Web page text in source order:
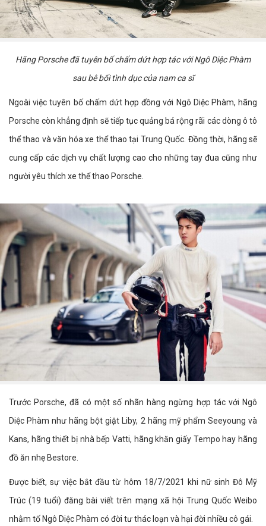
Hãng Porsche đã tuyên bố chấm dứt hợp tác với Ngô Diệc Phàm
sau bê bối tình dục của nam ca sĩ
Ngoài việc tuyên bố chấm dứt hợp đồng với Ngô Diệc Phàm, hãng
Porsche còn khẳng định sẽ tiếp tục quảng bá rộng rãi các dòng ô tô
thể thao và văn hóa xe thể thao tại Trung Quốc. Đồng thời, hãng sẽ
cung cấp các dịch vụ chất lượng cao cho những tay đua cũng như
người yêu thích xe thể thao Porsche.
Trước Porsche, đã có một số nhãn hàng ngừng hợp tác với Ngô
Diệc Phàm như hãng bột giặt Liby, 2 hãng mỹ phẩm Seeyoung và
Kans, hãng thiết bị nhà bếp Vatti, hãng khăn giấy Tempo hay hãng
đồ ăn nhẹ Bestore.
Được biết, sự việc bắt đầu từ hôm 18/7/2021 khi nữ sinh Đô Mỹ
Trúc (19 tuổi) đăng bài viết trên mạng xã hội Trung Quốc Weibo
nhằm tố Ngô Diệc Phàm có đời tư thác loạn và hại đời nhiều cô gái.